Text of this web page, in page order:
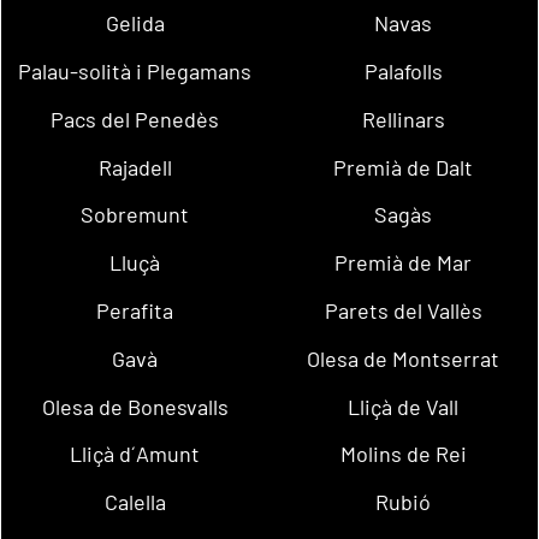
Gelida
Navas
Palau-solità i Plegamans
Palafolls
Pacs del Penedès
Rellinars
Rajadell
Premià de Dalt
Sobremunt
Sagàs
Lluçà
Premià de Mar
Perafita
Parets del Vallès
Gavà
Olesa de Montserrat
Olesa de Bonesvalls
Lliçà de Vall
Lliçà d´Amunt
Molins de Rei
Calella
Rubió